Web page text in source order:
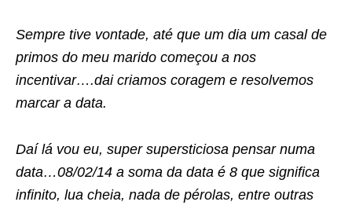
Sempre tive vontade, até que um dia um casal de
primos do meu marido começou a nos
incentivar….dai criamos coragem e resolvemos
marcar a data.
Daí lá vou eu, super supersticiosa pensar numa
data…08/02/14 a soma da data é 8 que significa
infinito, lua cheia, nada de pérolas, entre outras